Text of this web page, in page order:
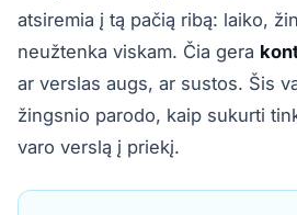
atsiremia į tą pačią ribą: laiko,
neužtenka viskam. Čia gera
ar verslas augs, ar sustos. Šis
žingsnio parodo, kaip sukurti
varo verslą į priekį.